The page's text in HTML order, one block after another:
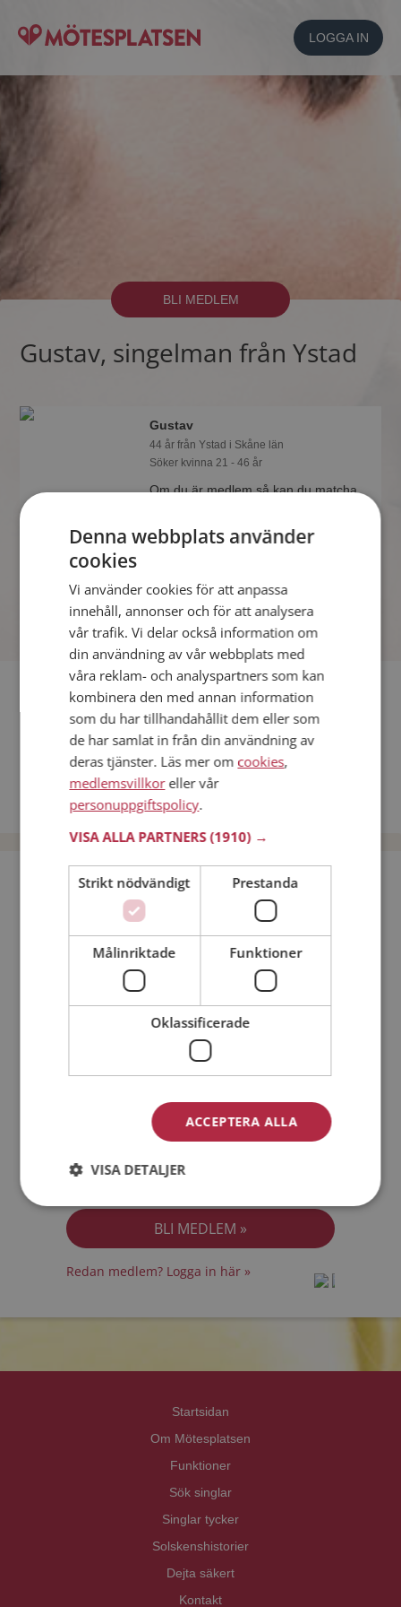
LOGGA IN
BLI MEDLEM
Gustav, singelman från Ystad
Gustav
44 år från Ystad i Skåne län
Söker kvinna 21 - 46 år
Om du är medlem så kan du matcha
Kanske passar ni som handen i
Fler singlar
Fler singelmän från Ystad:Christer,Bengt,Ronnie
Kvinnor från Ystad
Dejta kvinnor i Sverige
Dejta män i Sverige
Bli medlem utan kostnad!
Jag är en: Man Kvinna
Min ålder:
Jag accepterarMedlemsvillkoren
Redan medlem? Logga in här »
Startsidan
Om Mötesplatsen
Funktioner
Sök singlar
Singlar tycker
Solskenshistorier
Dejta säkert
Kontakt
Denna webbplats använder
cookies
Vi använder cookies för att anpassa
innehåll, annonser och för att analysera
vår trafik. Vi delar också information om
din användning av vår webbplats med
våra reklam- och analyspartners som kan
kombinera den med annan information
som du har tillhandahållit dem eller som
de har samlat in från din användning av
deras tjänster. Läs mer om cookies,
medlemsvillkoreller vår
personuppgiftspolicy.
VISA ALLA PARTNERS(1910) →
Strikt nödvändigt Prestanda
Målinriktade Funktioner
Oklassificerade
ACCEPTERA ALLA
VISA DETALJER